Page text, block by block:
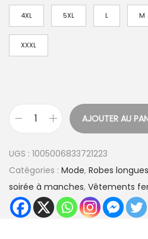
4XL 5XL L M
XXXL
a
n
t
AJOUTER AU
UGS : 1005006833721223
Catégories : Mode, Robes
soirée à manches, Vêtements